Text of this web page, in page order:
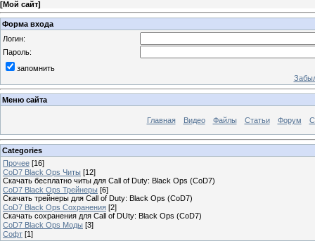
[Мой сайт]
Форма входа
Логин:
Пароль:
запомнить
Меню сайта
Главная Видео Файлы Статьи Форум
Categories
Прочее [16]
CoD7 Black Ops Читы [12]
Скачать бесплатно читы для Call of Duty: Black Ops (CoD7)
CoD7 Black Ops Трейнеры [6]
Скачать трейнеры для Call of Duty: Black Ops (CoD7)
CoD7 Black Ops Сохранения [2]
Скачать сохранения для Call of DUty: Black Ops (CoD7)
CoD7 Black Ops Моды [3]
Софт [1]